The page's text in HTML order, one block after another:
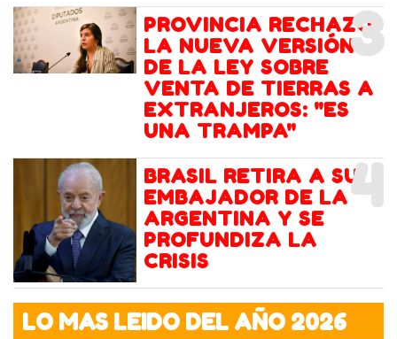
3
PROVINCIA RECHAZÓ
LA NUEVA VERSIÓN
DE LA LEY SOBRE
VENTA DE TIERRAS A
EXTRANJEROS: "ES
UNA TRAMPA"
4
BRASIL RETIRA A SU
EMBAJADOR DE LA
ARGENTINA Y SE
PROFUNDIZA LA
CRISIS
LO MAS LEIDO DEL AÑO 2026